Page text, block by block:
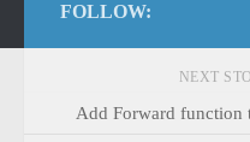
FOLLOW:
NEXT
Add Forward function